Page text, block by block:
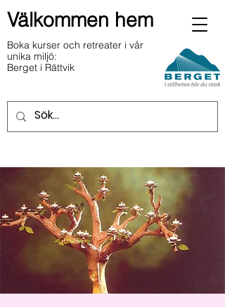
Välkommen hem
Boka kurser och retreater i vår
unika miljö:
Berget i Rättvik